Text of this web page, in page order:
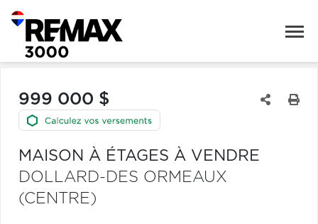
999 000 $
MAISON À ÉTAGES À VENDRE
DOLLARD-DES ORMEAUX
(CENTRE)